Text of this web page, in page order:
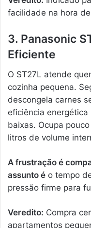
facilidade na hora
3. Panasonic
Eficiente
O ST27L atende
cozinha pequena.
descongela carnes
eficiência
baixas. Ocupa
litros de volume
A frustração é
assunto é o tempo
pressão firme para
Veredito: Compra
apartamentos